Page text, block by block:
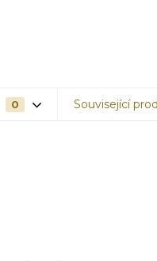
0 Související